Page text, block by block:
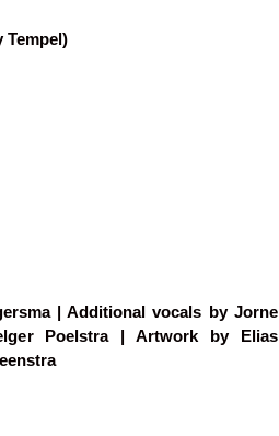
Tempel)
| Additional vocals by Jorne
Poelstra | Artwork by Elias